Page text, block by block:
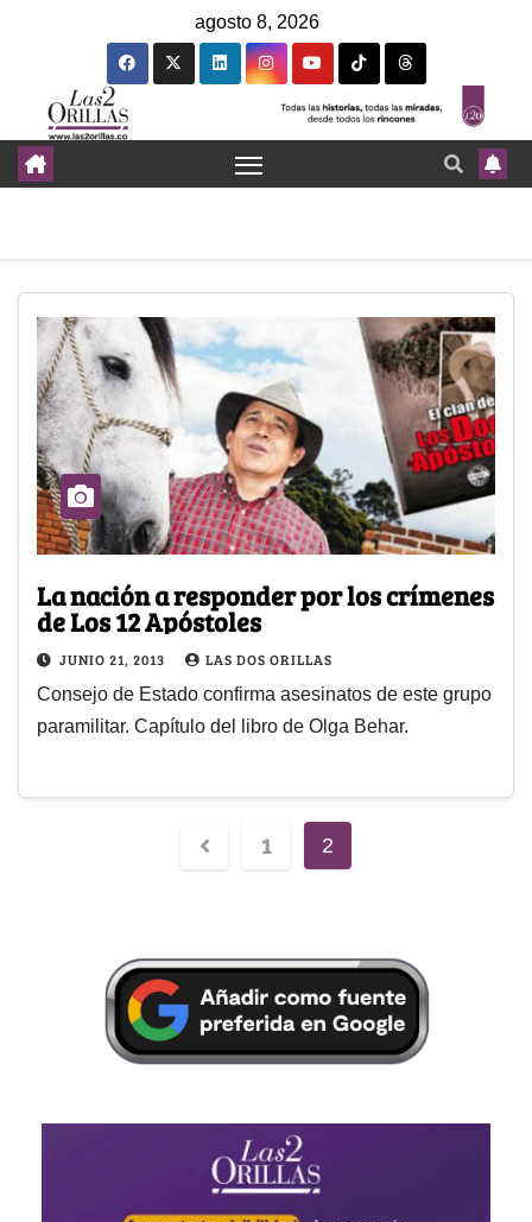
agosto 8, 2026
La nación a responder por los crímenes
de Los 12 Apóstoles
JUNIO 21, 2013 LAS DOS ORILLAS
Consejo de Estado confirma asesinatos de este grupo
paramilitar. Capítulo del libro de Olga Behar.
1 2